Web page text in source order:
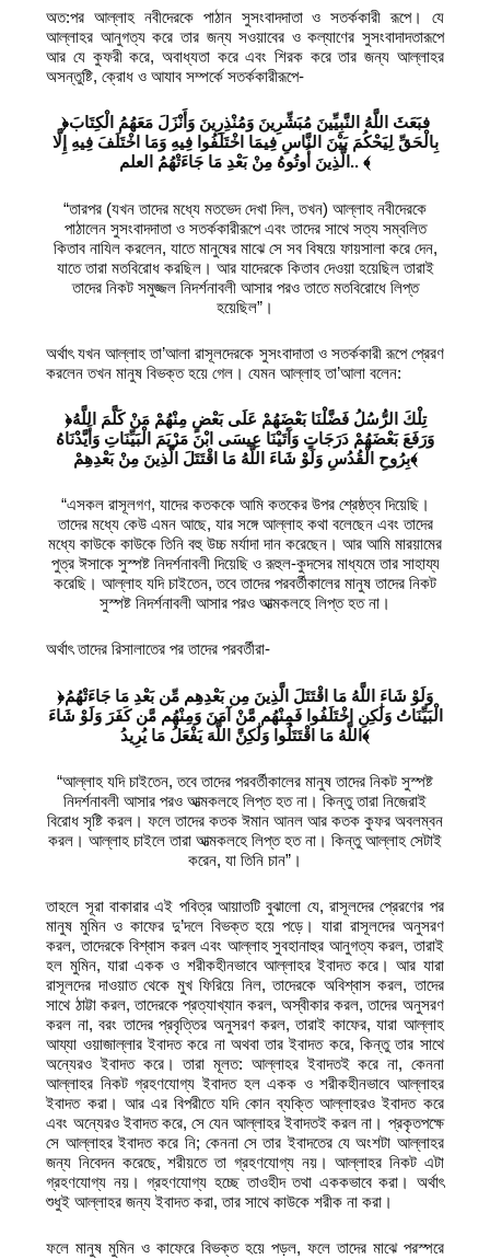
অত:পর আল্লাহ নবীদেরকে পাঠান সুসংবাদদাতা ও সতর্ককারী রূপে। যে
আল্লাহর আনুগত্য করে তার জন্য সওয়াবের ও কল্যাণের সুসংবাদাদতারূপে
আর যে কুফরী করে, অবাধ্যতা করে এবং শিরক করে তার জন্য আল্লাহর
অসন্তুষ্টি, ক্রোধ ও আযাব সম্পর্কে সতর্ককারীরূপে-
﴿فبَعَثَ اللَّهُ النَّبِيِّينَ مُبَشِّرِينَ وَمُنْذِرِينَ وَأَنْزَلَ مَعَهُمُ الْكِتَابَ
بِالْحَقِّ لِيَحْكُمَ بَيْنَ النَّاسِ فِيمَا اخْتَلَفُوا فِيهِ وَمَا اخْتَلَفَ فِيهِ إِلَّا
الَّذِينَ أُوتُوهُ مِنْ بَعْدِ مَا جَاءَتْهُمُ العلم .. ﴾
“তারপর (যখন তাদের মধ্যে মতভেদ দেখা দিল, তখন) আল্লাহ নবীদেরকে
পাঠালেন সুসংবাদদাতা ও সতর্ককারীরূপে এবং তাদের সাথে সত্য সম্বলিত
কিতাব নাযিল করলেন, যাতে মানুষের মাঝে সে সব বিষয়ে ফায়সালা করে দেন,
যাতে তারা মতবিরোধ করছিল। আর যাদেরকে কিতাব দেওয়া হয়েছিল তারাই
তাদের নিকট সমুজ্জল নিদর্শনাবলী আসার পরও তাতে মতবিরোধে লিপ্ত
হয়েছিল”।
অর্থাৎ যখন আল্লাহ তা’আলা রাসূলদেরকে সুসংবাদাতা ও সতর্ককারী রূপে প্রেরণ
করলেন তখন মানুষ বিভক্ত হয়ে গেল। যেমন আল্লাহ তা’আলা বলেন:
﴿تِلْكَ الرُّسُلُ فَضَّلْنَا بَعْضَهُمْ عَلَى بَعْضٍ مِنْهُمْ مَنْ كَلَّمَ اللَّهُ
وَرَفَعَ بَعْضَهُمْ دَرَجَاتٍ وَآَتَيْنَا عِيسَى ابْنَ مَرْيَمَ الْبَيِّنَاتِ وَأَيَّدْنَاهُ
بِرُوحِ الْقُدُسِ وَلَوْ شَاءَ اللَّهُ مَا اقْتَتَلَ الَّذِينَ مِنْ بَعْدِهِمْ﴾
“এসকল রাসূলগণ, যাদের কতককে আমি কতকের উপর শ্রেষ্ঠত্ব দিয়েছি।
তাদের মধ্যে কেউ এমন আছে, যার সঙ্গে আল্লাহ কথা বলেছেন এবং তাদের
মধ্যে কাউকে কাউকে তিনি বহু উচ্চ মর্যাদা দান করেছেন। আর আমি মারয়ামের
পুত্র ঈসাকে সুস্পষ্ট নিদর্শনাবলী দিয়েছি ও রূহুল-কুদসের মাধ্যমে তার সাহায্য
করেছি। আল্লাহ যদি চাইতেন, তবে তাদের পরবর্তীকালের মানুষ তাদের নিকট
সুস্পষ্ট নিদর্শনাবলী আসার পরও আত্মকলহে লিপ্ত হত না।
অর্থাৎ তাদের রিসালাতের পর তাদের পরবর্তীরা-
﴿وَلَوْ شَاءَ اللَّهُ مَا اقْتَتَلَ الَّذِينَ مِن بَعْدِهِم مِّن بَعْدِ مَا جَاءَتْهُمُ
الْبَيِّنَاتُ وَلَٰكِنِ اخْتَلَفُوا فَمِنْهُم مَّنْ آمَنَ وَمِنْهُم مَّن كَفَرَ وَلَوْ شَاءَ
اللَّهُ مَا اقْتَتَلُوا وَلَٰكِنَّ اللَّهَ يَفْعَلُ مَا يُرِيدُ﴾
“আল্লাহ যদি চাইতেন, তবে তাদের পরবর্তীকালের মানুষ তাদের নিকট সুস্পষ্ট
নিদর্শনাবলী আসার পরও আত্মকলহে লিপ্ত হত না। কিন্তু তারা নিজেরাই
বিরোধ সৃষ্টি করল। ফলে তাদের কতক ঈমান আনল আর কতক কুফর অবলম্বন
করল। আল্লাহ চাইলে তারা আত্মকলহে লিপ্ত হত না। কিন্তু আল্লাহ সেটাই
করেন, যা তিনি চান”।
তাহলে সূরা বাকারার এই পবিত্র আয়াতটি বুঝালো যে, রাসূলদের প্রেরণের পর
মানুষ মুমিন ও কাফের দু’দলে বিভক্ত হয়ে পড়ে। যারা রাসূলদের অনুসরণ
করল, তাদেরকে বিশ্বাস করল এবং আল্লাহ সুবহানাহুর আনুগত্য করল, তারাই
হল মুমিন, যারা একক ও শরীকহীনভাবে আল্লাহর ইবাদত করে। আর যারা
রাসূলদের দাওয়াত থেকে মুখ ফিরিয়ে নিল, তাদেরকে অবিশ্বাস করল, তাদের
সাথে ঠাট্টা করল, তাদেরকে প্রত্যাখ্যান করল, অস্বীকার করল, তাদের অনুসরণ
করল না, বরং তাদের প্রবৃত্তির অনুসরণ করল, তারাই কাফের, যারা আল্লাহ
আয্যা ওয়াজাল্লার ইবাদত করে না অথবা তার ইবাদত করে, কিন্তু তার সাথে
অন্যেরও ইবাদত করে। তারা মূলত: আল্লাহর ইবাদতই করে না, কেননা
আল্লাহর নিকট গ্রহণযোগ্য ইবাদত হল একক ও শরীকহীনভাবে আল্লাহর
ইবাদত করা। আর এর বিপরীতে যদি কোন ব্যক্তি আল্লাহরও ইবাদত করে
এবং অন্যেরও ইবাদত করে, সে যেন আল্লাহর ইবাদতই করল না। প্রকৃতপক্ষে
সে আল্লাহর ইবাদত করে নি; কেননা সে তার ইবাদতের যে অংশটা আল্লাহর
জন্য নিবেদন করেছে, শরীয়তে তা গ্রহণযোগ্য নয়। আল্লাহর নিকট এটা
গ্রহণযোগ্য নয়। গ্রহণযোগ্য হচ্ছে তাওহীদ তথা এককভাবে করা। অর্থাৎ
শুধুই আল্লাহর জন্য ইবাদত করা, তার সাথে কাউকে শরীক না করা।
ফলে মানুষ মুমিন ও কাফেরে বিভক্ত হয়ে পড়ল, ফলে তাদের মাঝে পরস্পরে